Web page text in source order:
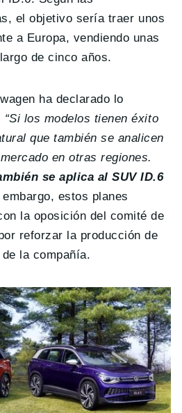
el objetivo sería traer unos
a Europa, vendiendo unas
de cinco años.
ha declarado lo
“Si los modelos tienen éxito
que también se analicen
en otras regiones.
se aplica al SUV ID.6
estos planes
la oposición del comité de
reforzar la producción de
la compañía.